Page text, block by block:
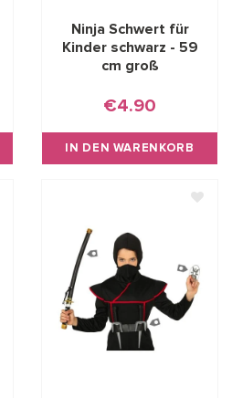
Ninja Schwert für
Kinder schwarz - 59
cm groß
€4.90
IN DEN WARENKORB